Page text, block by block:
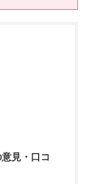
見・口コ